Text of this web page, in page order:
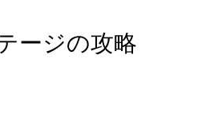
ージの攻略